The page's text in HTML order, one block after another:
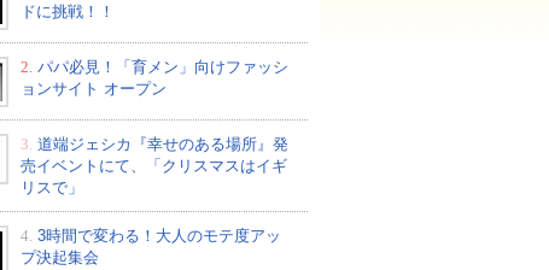
ドに挑戦！！
2. パパ必見！「育メン」向けファッシ
ョンサイト オープン
3. 道端ジェシカ『幸せのある場所』発
売イベントにて、「クリスマスはイギ
リスで」
4. 3時間で変わる！大人のモテ度アッ
プ決起集会